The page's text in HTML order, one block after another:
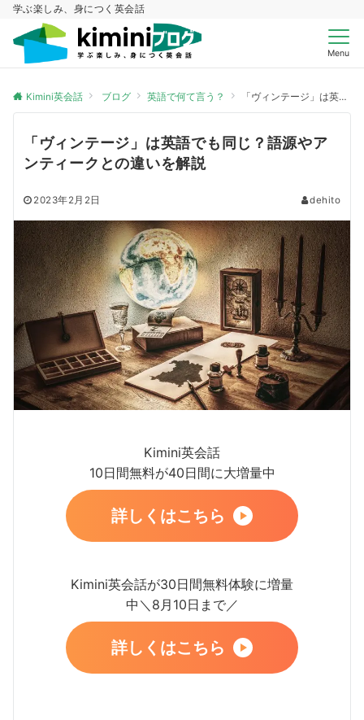
学ぶ楽しみ、身につく英会話
Menu
Kimini英会話 ブログ 英語で何て言う？ 「ヴィンテージ」は英語でも同じ？語源やアンティークとの違いを解説
「ヴィンテージ」は英語でも同じ？語源やア
ンティークとの違いを解説
2023年2月2日 dehito
Kimini英会話
10日間無料が40日間に大増量中
詳しくはこちら
Kimini英会話が30日間無料体験に増量
中＼8月10日まで／
詳しくはこちら